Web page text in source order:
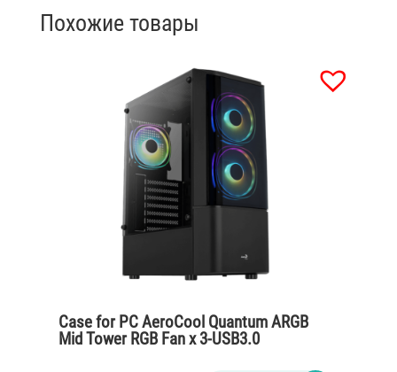
Похожие товары
Case for PC AeroCool Quantum ARGB
Mid Tower RGB Fan x 3-USB3.0